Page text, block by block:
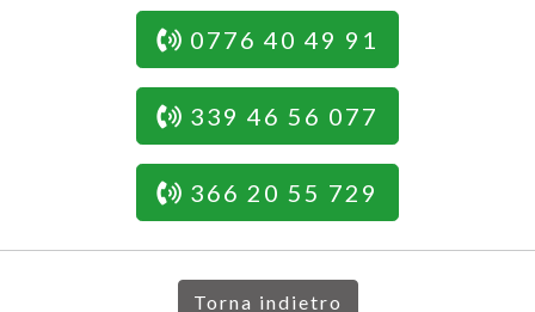
0776 40 49 91
339 46 56 077
366 20 55 729
Torna indietro